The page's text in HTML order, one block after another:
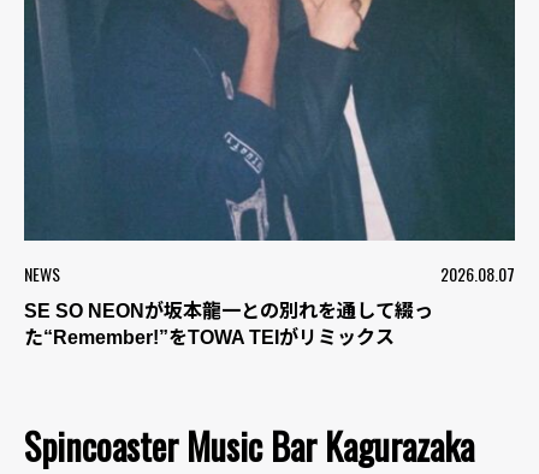
NEWS 2026.08.07
SE SO NEONが坂本龍一との別れを通して綴っ
た“Remember!”をTOWA TEIがリミックス
Spincoaster Music Bar Kagurazaka